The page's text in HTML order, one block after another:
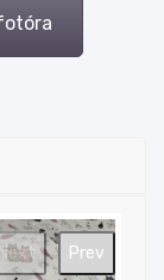
Next Prev